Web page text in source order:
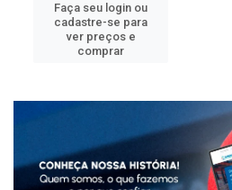
Faça seu login ou
cadastre-se para
ver preços e
comprar